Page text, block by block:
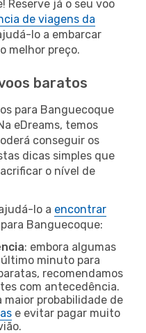
Reserve já o seu voo
de viagens da
lo a embarcar
melhor preço.
baratos
para Banguecoque
eDreams, temos
conseguir os
dicas simples que
o nível de
lo a encontrar
Banguecoque:
: embora algumas
minuto para
recomendamos
com antecedência.
probabilidade de
e evitar pagar muito